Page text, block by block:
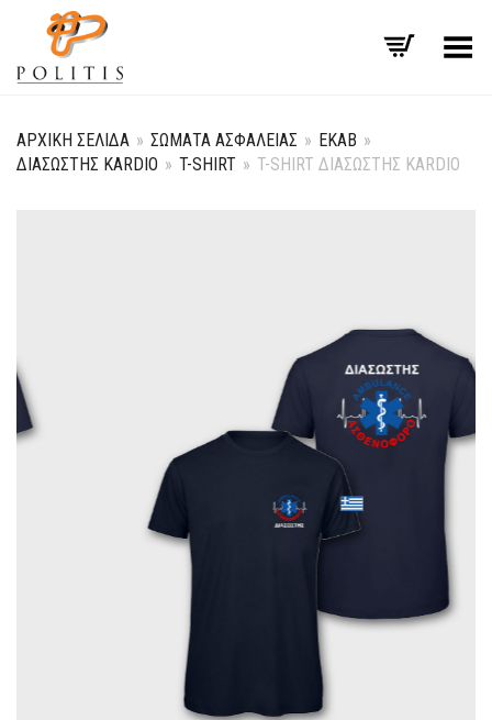
Εναλλαγή μενού
ΑΡΧΙΚΉ ΣΕΛΊΔΑ » ΣΏΜΑΤΑ ΑΣΦΑΛΕΊΑΣ » ΕΚΑΒ »
ΔΙΑΣΏΣΤΗΣ KARDIO » T-SHIRT » T-SHIRT ΔΙΑΣΏΣΤΗΣ KARDIO